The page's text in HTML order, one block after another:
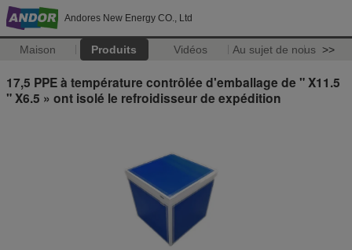
Andores New Energy CO., Ltd
Maison Produits Vidéos Au sujet de nous >>
17,5 PPE à température contrôlée d'emballage de " X11.5
" X6.5 » ont isolé le refroidisseur de expédition